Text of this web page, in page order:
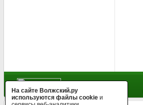
На сайте Волжский.ру
используются файлы cookie и